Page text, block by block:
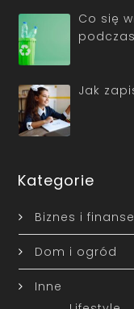
Co się
Jak
Kategorie
Biznes i finanse
Dom i ogród
Inne